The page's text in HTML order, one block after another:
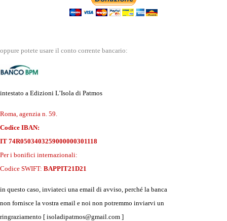
oppure potete usare il conto corrente bancario:
intestato a Edizioni L’Isola di Patmos
Roma, agenzia n. 59.
Codice IBAN:
IT 74R0503403259000000301118
Per i bonifici internazionali:
Codice SWIFT: BAPPIT21D21
in questo caso, inviateci una email di avviso, perché la banca
non fornisce la vostra email e noi non potremmo inviarvi un
ringraziamento [ isoladipatmos@gmail.com ]